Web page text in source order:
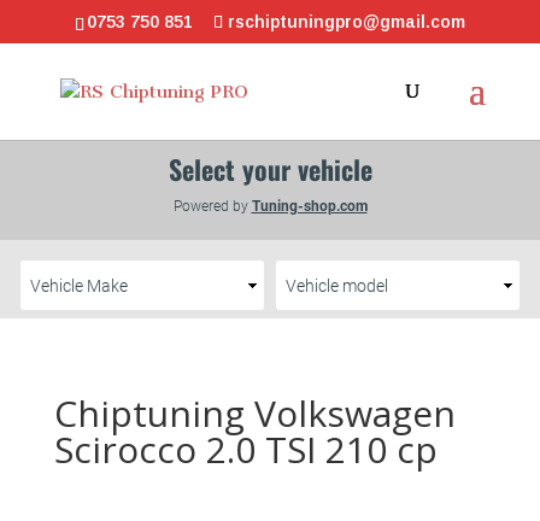
0753 750 851 rschiptuningpro@gmail.com
Chiptuning Volkswagen
Scirocco 2.0 TSI 210 cp